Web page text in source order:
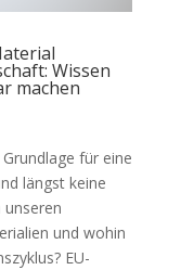
Wissen
machen
für eine
längst keine
und wohin
EU-